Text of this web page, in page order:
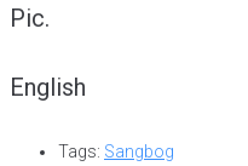
Pic.
English
Tags: Sangbog